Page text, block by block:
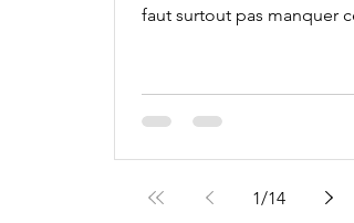
faut surtout pas manquer
1/14